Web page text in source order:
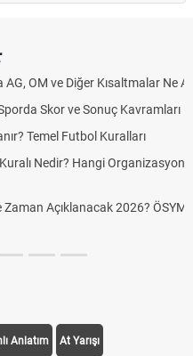
Kısaltmalar Ne Anlama Gelir?
Sonuç Kavramları
Kuralları
Hangi Organizasyonlarda
2026? ÖSYM Sonuç
Anlatım At Yarışı